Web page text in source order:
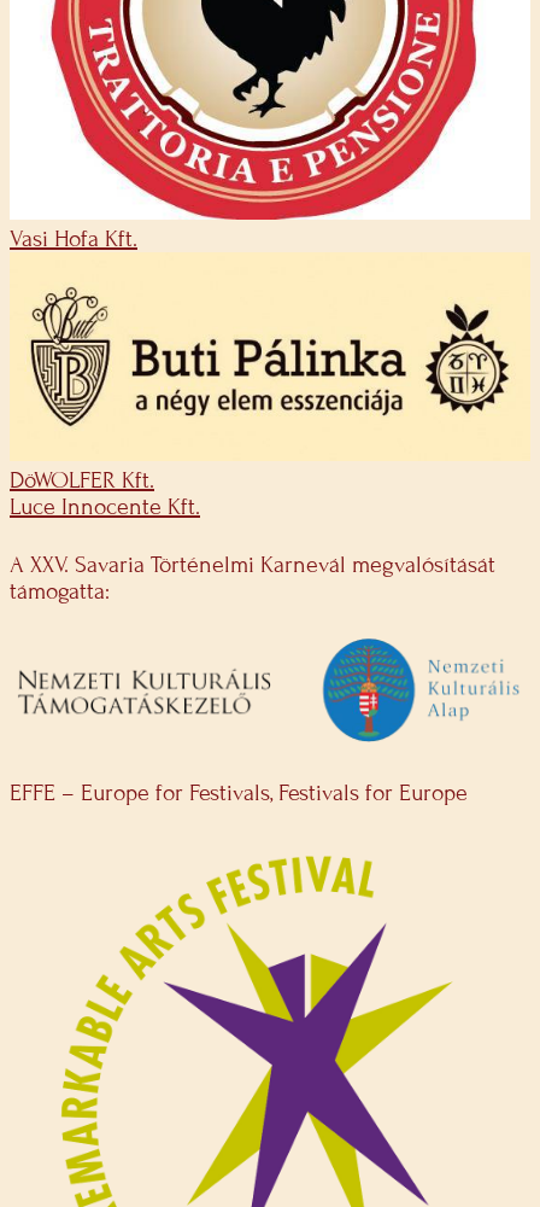
Vasi Hofa Kft.
DöWOLFER Kft.
Luce Innocente Kft.
A XXV. Savaria Történelmi Karnevál megvalósítását
támogatta:
EFFE – Europe for Festivals, Festivals for Europe